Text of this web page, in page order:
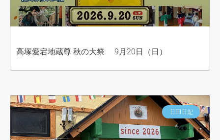
高塚愛宕地蔵尊 秋の大祭 9月20日（日）
日田日記